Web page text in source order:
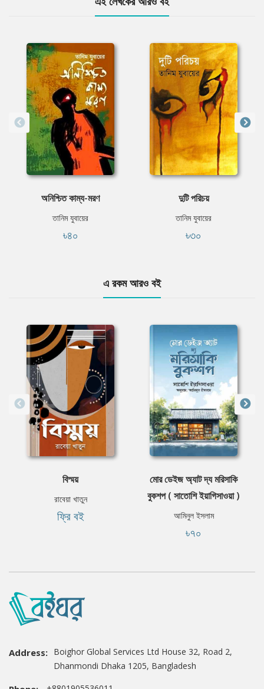
অনিশ্চিত কাম্য-মরণ
তানিম যুবায়ের
৳৪০
দুটি পরিচয়
তানিম যুবায়ের
৳৩০
এ রকম আরও বই
বিস্ময়
রাবেয়া খাতুন
ফ্রি বই
মোর ডেইজ অ্যাট দ্য মরিসাকি
বুকশপ ( সাতোশি ইয়াগিসাওয়া )
আমিনুল ইসলাম
৳৭০
Address: Boighor Global Services Ltd House 32, Road 2,
Dhanmondi Dhaka 1205, Bangladesh